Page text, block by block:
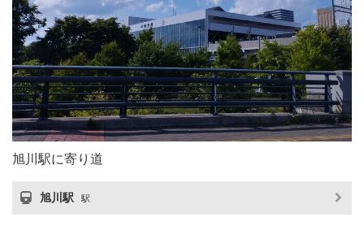
旭川駅に寄り道
旭川駅 駅